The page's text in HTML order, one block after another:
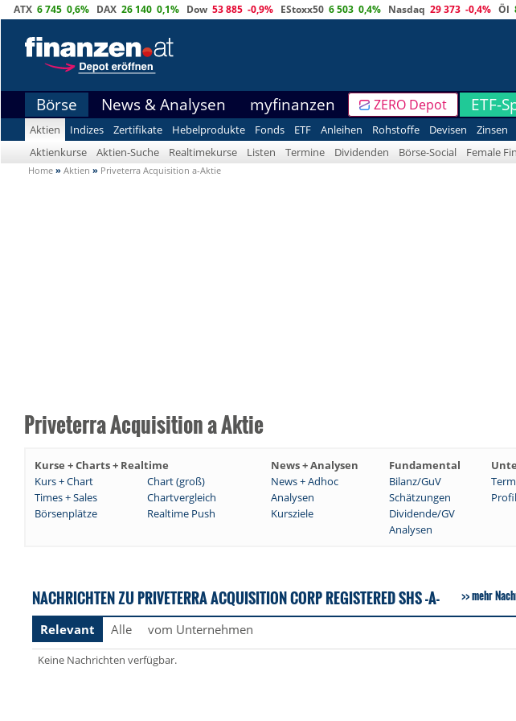
ATX 6 745 0,6% DAX 26 140 0,1% Dow 53 885 -0,9% EStoxx50 6 503 0,4% Nasdaq 29 373 -0,4% Öl
Börse News & Analysen myfinanzen ZERO Depot ETF-
Aktien Indizes Zertifikate Hebelprodukte Fonds ETF Anleihen Rohstoffe Devisen Zinsen
Aktienkurse
Aktien-Suche Realtimekurse Listen Termine Dividenden Börse-Social Female
Home » Aktien » Priveterra Acquisition a-Aktie
Priveterra Acquisition a Aktie
Kurse + Charts + Realtime News + Analysen Fundamental
Kurs + Chart
Chart (groß) News + Adhoc Bilanz/GuV
Times + Sales
Chartvergleich Analysen Schätzungen Profil
Börsenplätze
Realtime Push Kursziele Dividende/GV
Analysen
NACHRICHTEN ZU PRIVETERRA ACQUISITION CORP REGISTERED SHS -A- mehr
Relevant Alle vom Unternehmen
Keine Nachrichten verfügbar.